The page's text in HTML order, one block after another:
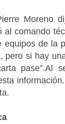
Moreno
al comando
de la
pero si hay
pase”.Al